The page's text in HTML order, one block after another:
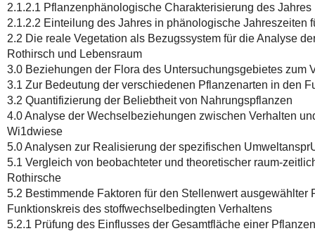
2.1.2.1 Pflanzenphänologische Charakterisierung des Jahres
2.1.2.2 Einteilung des Jahres in phänologische Jahreszeiten
2.2 Die reale Vegetation als Bezugssystem für die Analyse
Rothirsch und Lebensraum
3.0 Beziehungen der Flora des Untersuchungsgebietes zum
3.1 Zur Bedeutung der verschiedenen Pflanzenarten in den
3.2 Quantifizierung der Beliebtheit von Nahrungspflanzen
4.0 Analyse der Wechselbeziehungen zwischen Verhalten
Wi1dwiese
5.0 Analysen zur Realisierung der spezifischen
5.1 Vergleich von beobachteter und theoretischer raum-
Rothirsche
5.2 Bestimmende Faktoren für den Stellenwert ausgewählter
Funktionskreis des stoffwechselbedingten Verhaltens
5.2.1 Prüfung des Einflusses der Gesamtfläche einer